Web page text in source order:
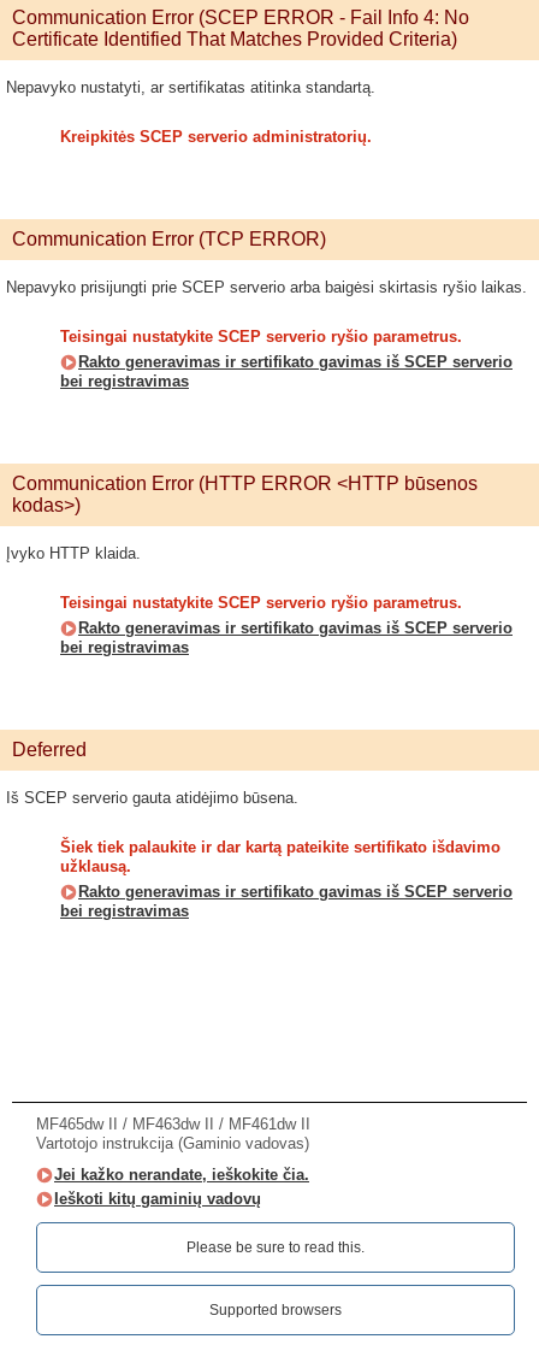
Communication Error (SCEP ERROR - Fail Info 4: No
Certificate Identified That Matches Provided Criteria)
Nepavyko nustatyti, ar sertifikatas atitinka standartą.
Kreipkitės SCEP serverio administratorių.
Communication Error (TCP ERROR)
Nepavyko prisijungti prie SCEP serverio arba baigėsi skirtasis ryšio laikas.
Teisingai nustatykite SCEP serverio ryšio parametrus.
Rakto generavimas ir sertifikato gavimas iš SCEP serverio
bei registravimas
Communication Error (HTTP ERROR <HTTP būsenos
kodas>)
Įvyko HTTP klaida.
Teisingai nustatykite SCEP serverio ryšio parametrus.
Rakto generavimas ir sertifikato gavimas iš SCEP serverio
bei registravimas
Deferred
Iš SCEP serverio gauta atidėjimo būsena.
Šiek tiek palaukite ir dar kartą pateikite sertifikato išdavimo
užklausą.
Rakto generavimas ir sertifikato gavimas iš SCEP serverio
bei registravimas
MF465dw II / MF463dw II / MF461dw II
Vartotojo instrukcija (Gaminio vadovas)
Jei kažko nerandate, ieškokite čia.
Ieškoti kitų gaminių vadovų
Please be sure to read this.‎
Supported browsers